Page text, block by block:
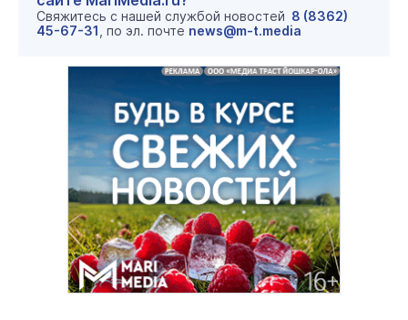
Свяжитесь с нашей службой новостей 8 (8362)
45-67-31 , по эл. почте news@m-t.media